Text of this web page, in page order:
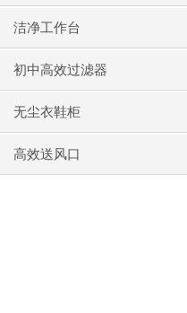
洁净工作台
初中高效过滤器
无尘衣鞋柜
高效送风口